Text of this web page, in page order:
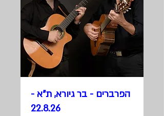
הפרברים - בר גיורא, ת"א -
22.8.26